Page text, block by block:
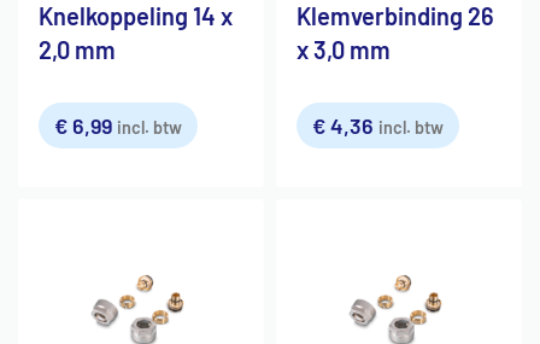
Knelkoppeling 14 x
2,0 mm
€ 6,99 incl. btw
Klemverbinding 26
x 3,0 mm
€4,36 incl. btw